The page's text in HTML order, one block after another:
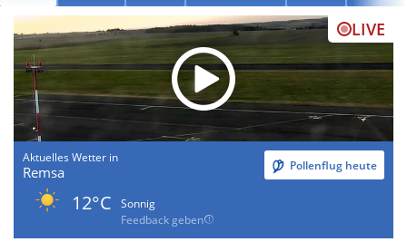
LIVE
Aktuelles Wetter in
Remsa Pollenflug heute
12°C
Sonnig
Feedback geben